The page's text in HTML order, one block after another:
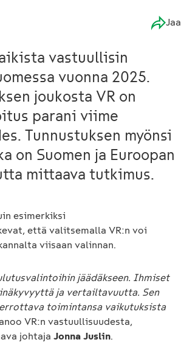
Jaa
vastuullisin
vuonna 2025.
joukosta VR on
parani viime
Tunnustuksen myönsi
on Suomen ja Euroopan
mittaava tutkimus.
esimerkiksi
että valitsemalla VR:n voi
viisaan valinnan.
jäädäkseen. Ihmiset
ja vertailtavuutta. Sen
toimintansa vaikutuksista
VR:n vastuullisuudesta,
johtajaJonna Juslin.